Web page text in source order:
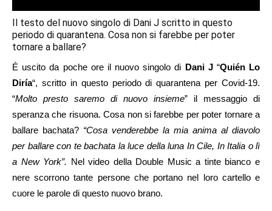
Il testo del nuovo singolo di Dani J scritto in questo
periodo di quarantena. Cosa non si farebbe per poter
tornare a ballare?
É uscito da poche ore il nuovo singolo di Dani J“Quién Lo
Diría“, scritto in questo periodo di quarantena per Covid-19.
“Molto presto saremo di nuovo insieme” il messaggio di
speranza che risuona. Cosa non si farebbe per poter tornare a
ballare bachata? “Cosa venderebbe la mia anima al diavolo
per ballare con te bachata la luce della luna In Cile, In Italia o lì
a New York”. Nel video della Double Music a tinte bianco e
nere scorrono tante persone che portano nel loro cartello e
cuore le parole di questo nuovo brano.